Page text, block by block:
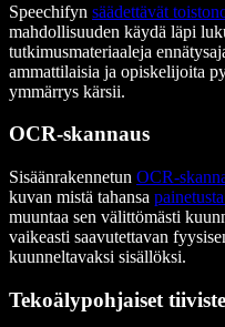
Speechifyn säädettävät
mahdollisuuden käydä läpi
tutkimusmateriaaleja
ammattilaisia ja opiskelijoita
ymmärrys kärsii.
OCR-skannaus
Sisäänrakennetun OCR-
kuvan mistä tahansa
muuntaa sen välittömästi
vaikeasti saavutettavan
kuunneltavaksi sisällöksi.
Tekoälypohjaiset